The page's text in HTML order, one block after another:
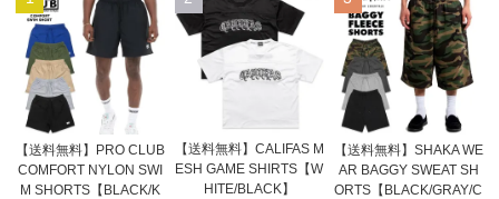
【送料無料】PRO CLUB
COMFORT NYLON SWI
M SHORTS【BLACK/K
【送料無料】CALIFAS M
ESH GAME SHIRTS【W
HITE/BLACK】
【送料無料】SHAKA WE
AR BAGGY SWEAT SH
ORTS【BLACK/GRAY/C